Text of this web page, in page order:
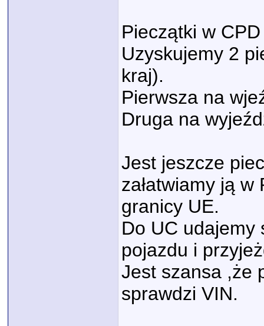
Pieczątki w CPD
Uzyskujemy 2
kraj).
Pierwsza na
Druga na
Jest jeszcze
załatwiamy ją
granicy UE.
Do UC udajemy
pojazdu i
Jest szansa ,że
sprawdzi VIN.